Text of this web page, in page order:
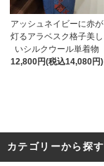
アッシュネイビーに赤が
灯るアラベスク格子美し
いシルクウール単着物
12,800円(税込14,080円)
カテゴリーから探す